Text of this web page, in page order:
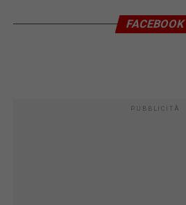
FACEBOOK
PUBBLICITÀ